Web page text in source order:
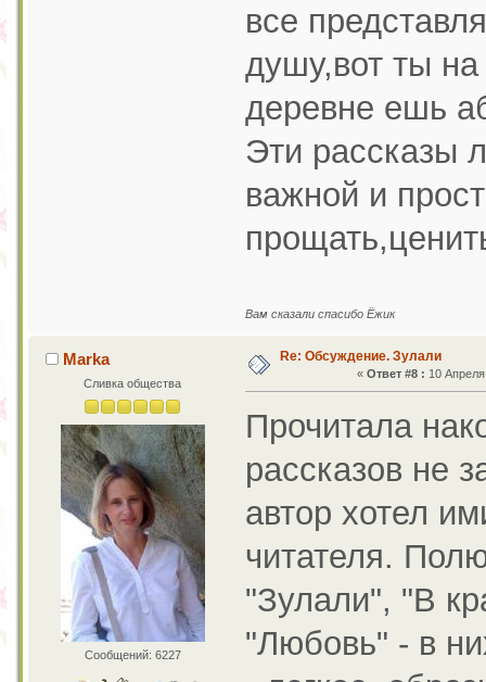
все
душу,вот ты
деревне ешь
Эти рассказы
важной и
Вам сказали спасибо Ёжик
Marka
Сливка общества
Сообщений: 6227
Re: Обсуждение. Зулали
« Ответ #8 : 10
Прочитала
рассказов не
автор хотел
читателя.
"Зулали", "В
"Любовь" - в